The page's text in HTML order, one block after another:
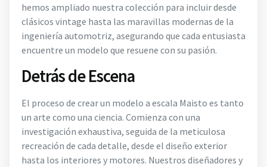
hemos ampliado nuestra colección para incluir desde
clásicos vintage hasta las maravillas modernas de la
ingeniería automotriz, asegurando que cada entusiasta
encuentre un modelo que resuene con su pasión.
Detrás de Escena
El proceso de crear un modelo a escala Maisto es tanto
un arte como una ciencia. Comienza con una
investigación exhaustiva, seguida de la meticulosa
recreación de cada detalle, desde el diseño exterior
hasta los interiores y motores. Nuestros diseñadores y